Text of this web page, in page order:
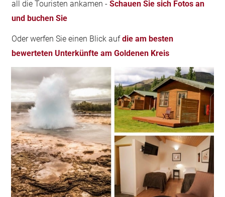
all die Touristen ankamen -Schauen Sie sich Fotos an
und buchen Sie
Oder werfen Sie einen Blick aufdie am besten
bewerteten Unterkünfte am Goldenen Kreis